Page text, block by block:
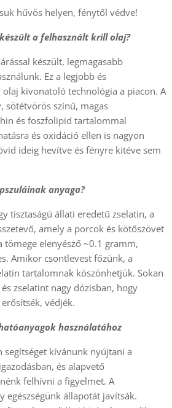
hűvös helyen, fénytől védve!
a felhasznált krill olaj?
készült, legmagasabb
Ez a legjobb és
kivonatoló technológia a piacon. A
sötétvörös színű, magas
és foszfolipid tartalommal
és oxidáció ellen is nagyon
ideig hevítve és fényre kitéve sem
anyaga?
tisztaságú állati eredetű zselatin, a
amely a porcok és kötőszövet
tömege elenyésző ~0.1 gramm,
Amikor csontlevest főzünk, a
tartalomnak köszönhetjük. Sokan
zselatint nagy dózisban, hogy
védjék.
használatához
segítséget kívánunk nyújtani a
és alapvető
felhívni a figyelmet. A
egészségünk állapotát javítsák.